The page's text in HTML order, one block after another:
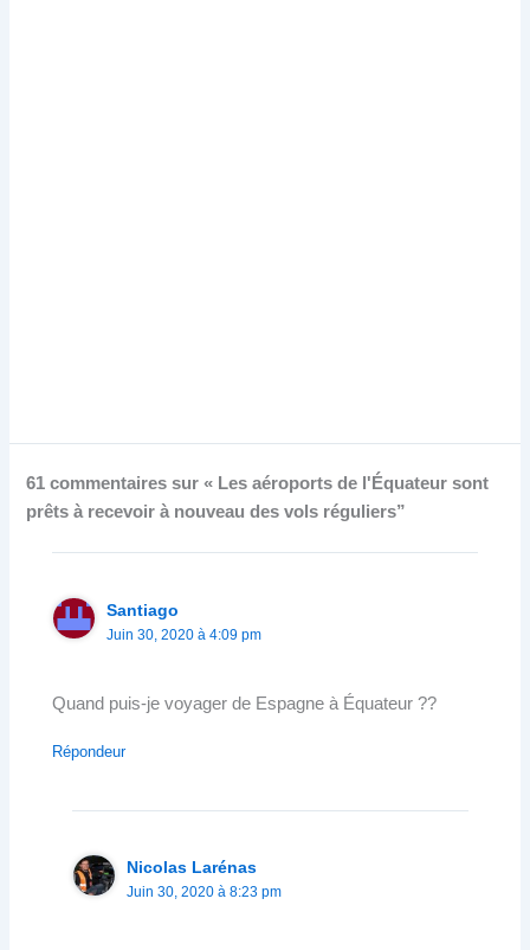
61 commentaires sur « Les aéroports de l'Équateur sont
prêts à recevoir à nouveau des vols réguliers”
Santiago
Juin 30, 2020 à 4:09 pm
Quand puis-je voyager de Espagne à Équateur ??
Répondeur
Nicolas Larénas
Juin 30, 2020 à 8:23 pm